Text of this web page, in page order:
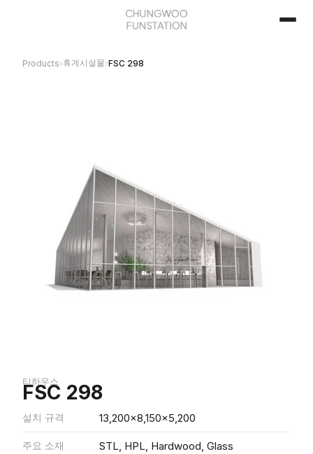
Products›휴게시설물›FSC 298
티하우스
FSC 298
설치 규격 13,200x8,150x5,200
주요 소재 STL, HPL, Hardwood, Glass